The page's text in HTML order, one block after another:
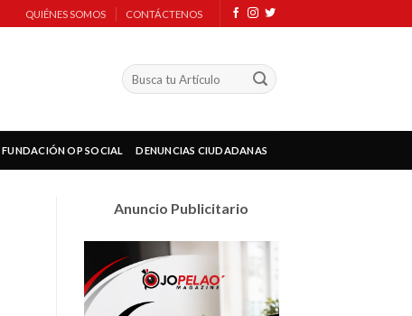
QUIÉNES SOMOS CONTÁCTENOS
FUNDACIÓN OP SOCIAL DENUNCIAS CIUDADANAS
Anuncio Publicitario